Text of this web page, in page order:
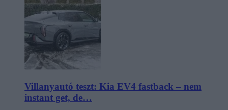
Villanyautó teszt: Kia EV4 fastback – nem
instant get, de…